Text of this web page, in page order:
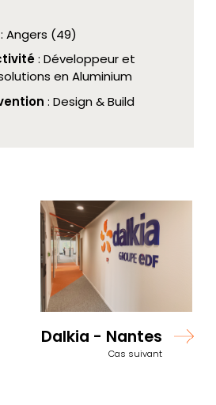
: Angers (49)
: Développeur et
en Aluminium
: Design & Build
Dalkia - Nantes
Cas suivant